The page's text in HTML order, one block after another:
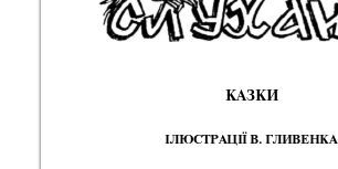
КАЗКИ
ІЛЮСТРАЦІЇ В. ГЛИВЕНКА